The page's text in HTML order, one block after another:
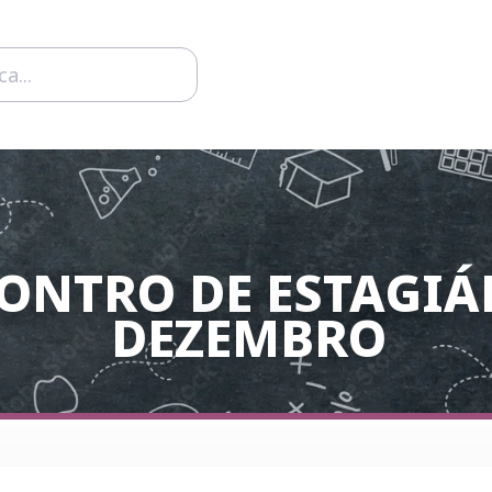
DE
DEZEMBRO